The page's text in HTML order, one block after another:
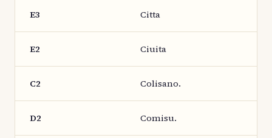
E3 Citta
E2 Ciuita
C2 Colisano.
D2 Comisu.